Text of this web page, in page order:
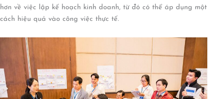
hơn về việc lập kế hoạch kinh doanh, từ đó có thể áp dụng một
cách hiệu quả vào công việc thực tế.